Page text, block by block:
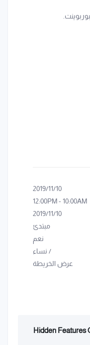
2019/11/10
10:00AM
-
12:00PM
2019/11/10
مبتدئ
نعم
/ نساء
عرض الخريطة